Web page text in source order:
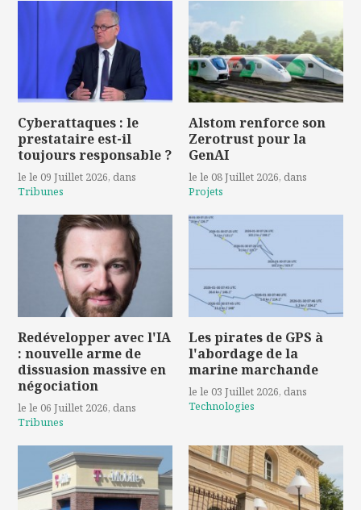
Cyberattaques : le
prestataire est-il
toujours responsable ?
le le 09 Juillet 2026, dans
Tribunes
Alstom renforce son
Zerotrust pour la
GenAI
le le 08 Juillet 2026, dans
Projets
Redévelopper avec l'IA
: nouvelle arme de
dissuasion massive en
négociation
le le 06 Juillet 2026, dans
Tribunes
Les pirates de GPS à
l'abordage de la
marine marchande
le le 03 Juillet 2026, dans
Technologies